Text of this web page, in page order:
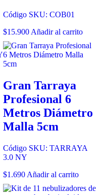
Código SKU: COB01
$15.900Añadir al carrito
Gran Tarraya
Profesional 6
Metros Diámetro
Malla 5cm
Código SKU: TARRAYA
3.0 NY
$1.690 Añadir al carrito